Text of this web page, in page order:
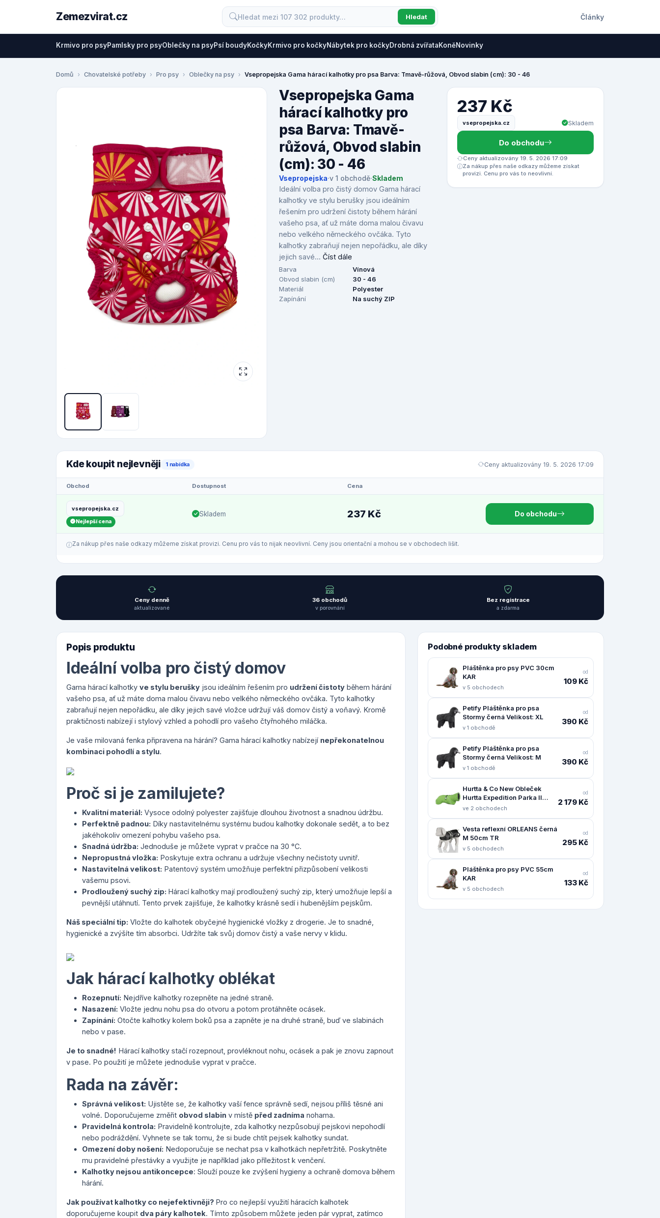
Zemezvirat.cz Hledat Články
Krmivo pro psyPamlsky pro psyOblečky na psyPsí boudyKočkyKrmivo pro kočkyNábytek pro kočkyDrobná zvířataKoněNovinky
Domů Chovatelské potřeby Pro psy Oblečky na psy Vsepropejska Gama hárací kalhotky pro psa Barva: Tmavě-růžová, Obvod slabin (cm): 30 - 46
Vsepropejska Gama
hárací kalhotky pro
psa Barva: Tmavě-
růžová, Obvod slabin
(cm): 30 - 46
Vsepropejska·v 1 obchodě·Skladem
Ideální volba pro čistý domov Gama hárací
kalhotky ve stylu berušky jsou ideálním
řešením pro udržení čistoty během hárání
vašeho psa, ať už máte doma malou čivavu
nebo velkého německého ovčáka. Tyto
kalhotky zabraňují nejen nepořádku, ale díky
jejich savé... Číst dále
Barva
Vínová
Obvod slabin (cm)
30 - 46
Materiál
Polyester
Zapínání
Na suchý ZIP
237 Kč
vsepropejska.cz Skladem
Do obchodu
Ceny aktualizovány 19. 5. 2026 17:09
Za nákup přes naše odkazy můžeme získat
provizi. Cenu pro vás to neovlivní.
Kde koupit nejlevněji 1 nabídka Ceny aktualizovány 19. 5. 2026 17:09
Obchod Dostupnost Cena
vsepropejska.cz
Nejlepší cena
Skladem 237 Kč Do obchodu
Za nákup přes naše odkazy můžeme získat provizi. Cenu pro vás to nijak neovlivní. Ceny jsou orientační a mohou se v obchodech lišit.
Ceny denně
aktualizované
36 obchodů
v porovnání
Bez registrace
a zdarma
Popis produktu
Ideální volba pro čistý domov
Gama hárací kalhotky ve stylu berušky jsou ideálním řešením pro udržení čistoty během hárání
vašeho psa, ať už máte doma malou čivavu nebo velkého německého ovčáka. Tyto kalhotky
zabraňují nejen nepořádku, ale díky jejich savé vložce udržují váš domov čistý a voňavý. Kromě
praktičnosti nabízejí i stylový vzhled a pohodlí pro vašeho čtyřnohého miláčka.
Je vaše milovaná fenka připravena na hárání? Gama hárací kalhotky nabízejí nepřekonatelnou
kombinaci pohodlí a stylu.
Proč si je zamilujete?
Kvalitní materiál: Vysoce odolný polyester zajišťuje dlouhou životnost a snadnou údržbu.
Perfektně padnou: Díky nastavitelnému systému budou kalhotky dokonale sedět, a to bez
jakéhokoliv omezení pohybu vašeho psa.
Snadná údržba: Jednoduše je můžete vyprat v pračce na 30 °C.
Nepropustná vložka: Poskytuje extra ochranu a udržuje všechny nečistoty uvnitř.
Nastavitelná velikost: Patentový systém umožňuje perfektní přizpůsobení velikosti
vašemu psovi.
Prodloužený suchý zip: Hárací kalhotky mají prodloužený suchý zip, který umožňuje lepší a
pevnější utáhnutí. Tento prvek zajišťuje, že kalhotky krásně sedí i hubenějším pejskům.
Náš speciální tip: Vložte do kalhotek obyčejné hygienické vložky z drogerie. Je to snadné,
hygienické a zvýšíte tím absorbci. Udržíte tak svůj domov čistý a vaše nervy v klidu.
Jak hárací kalhotky oblékat
Rozepnutí: Nejdříve kalhotky rozepněte na jedné straně.
Nasazení: Vložte jednu nohu psa do otvoru a potom protáhněte ocásek.
Zapínání: Otočte kalhotky kolem boků psa a zapněte je na druhé straně, buď ve slabinách
nebo v pase.
Je to snadné! Hárací kalhotky stačí rozepnout, provléknout nohu, ocásek a pak je znovu zapnout
v pase. Po použití je můžete jednoduše vyprat v pračce.
Rada na závěr:
Správná velikost: Ujistěte se, že kalhotky vaší fence správně sedí, nejsou příliš těsné ani
volné. Doporučujeme změřit obvod slabin v místě před zadníma nohama.
Pravidelná kontrola: Pravidelně kontrolujte, zda kalhotky nezpůsobují pejskovi nepohodlí
nebo podráždění. Vyhnete se tak tomu, že si bude chtít pejsek kalhotky sundat.
Omezení doby nošení: Nedoporučuje se nechat psa v kalhotkách nepřetržitě. Poskytněte
mu pravidelné přestávky a využijte je například jako příležitost k venčení.
Kalhotky nejsou antikoncepce: Slouží pouze ke zvýšení hygieny a ochraně domova během
hárání.
Jak používat kalhotky co nejefektivněji? Pro co nejlepší využití háracích kalhotek
doporučujeme koupit dva páry kalhotek. Tímto způsobem můžete jeden pár vyprat, zatímco
Podobné produkty skladem
Pláštěnka pro psy PVC 30cm
KAR
v 5 obchodech
od
109 Kč
Petify Pláštěnka pro psa
Stormy černá Velikost: XL
v 1 obchodě
od
390 Kč
Petify Pláštěnka pro psa
Stormy černá Velikost: M
v 1 obchodě
od
390 Kč
Hurtta & Co New Obleček
Hurtta Expedition Parka II
petrželový 55
ve 2 obchodech
od
2 179 Kč
Vesta reflexní ORLEANS černá
M 50cm TR
v 5 obchodech
od
295 Kč
Pláštěnka pro psy PVC 55cm
KAR
v 5 obchodech
od
133 Kč